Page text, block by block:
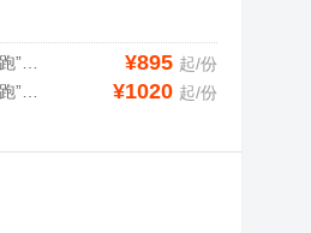
¥895 起/份
预售-奇妙跑步嘉年华（1日门票+1个参赛名额）“达菲与好友3公里跑”成人票
¥1020 起/份